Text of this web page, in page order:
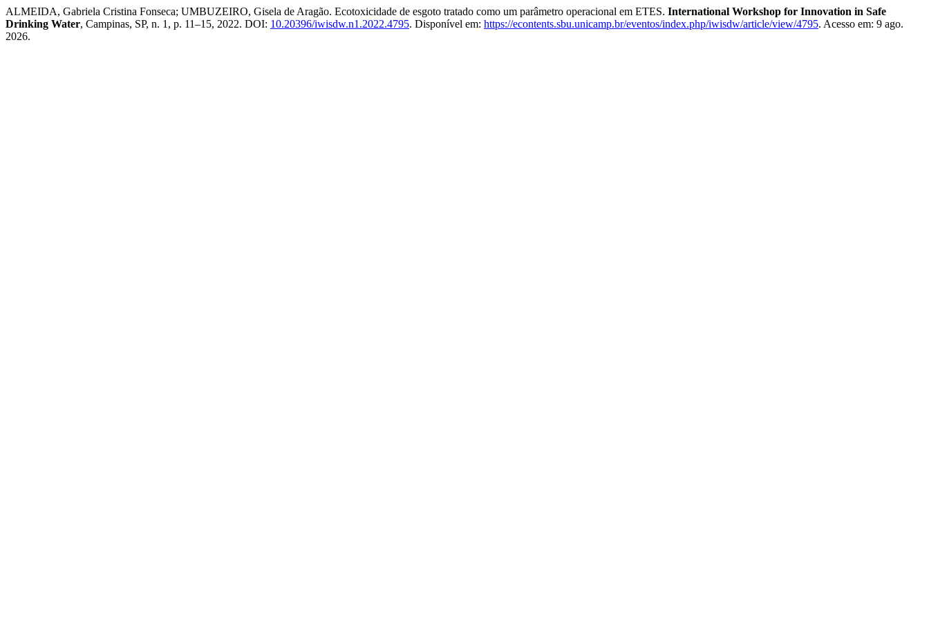
ALMEIDA, Gabriela Cristina Fonseca; UMBUZEIRO, Gisela de Aragão. Ecotoxicidade de esgoto tratado como um parâmetro operacional em ETES. International Workshop for Innovation in Safe
Drinking Water, Campinas, SP, n. 1, p. 11–15, 2022. DOI: 10.20396/iwisdw.n1.2022.4795. Disponível em: https://econtents.sbu.unicamp.br/eventos/index.php/iwisdw/article/view/4795. Acesso em: 9 ago.
2026.